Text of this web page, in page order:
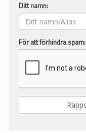
Ditt namn:
För att förhindra spam: